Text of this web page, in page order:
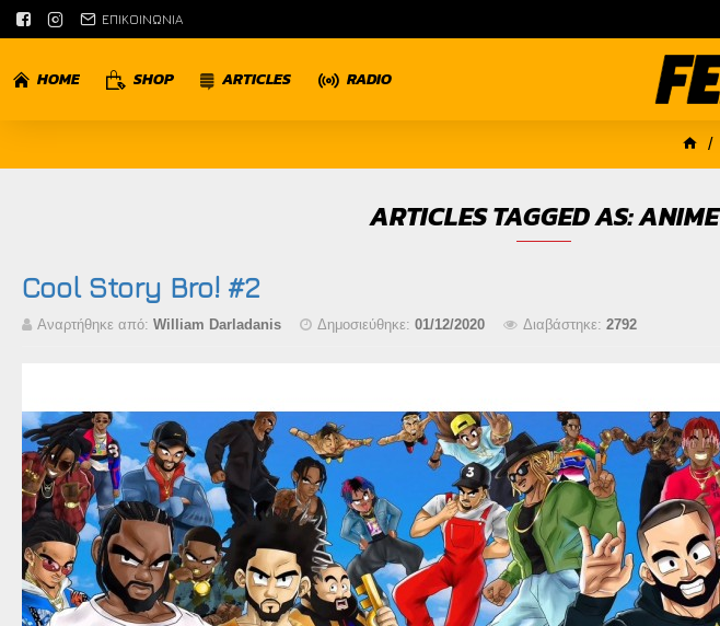
ΕΠΙΚΟΙΝΩΝΙΑ
HOME SHOP ARTICLES RADIO
ARTICLES TAGGED AS: ANIME
Cool Story Bro! #2
Αναρτήθηκε από: William Darladanis Δημοσιεύθηκε: 01/12/2020 Διαβάστηκε: 2792